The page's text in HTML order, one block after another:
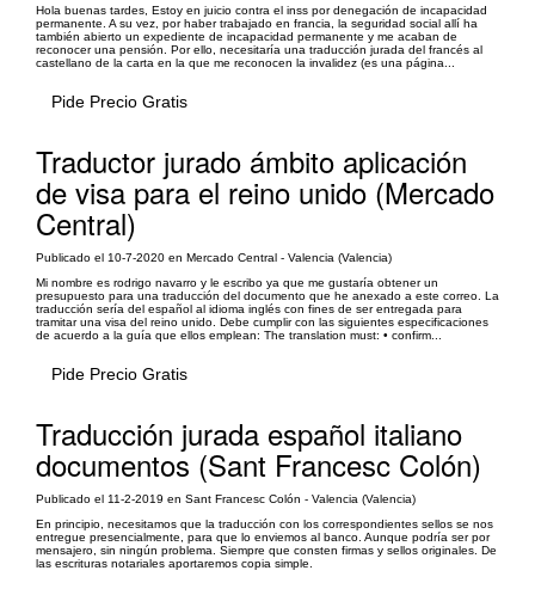
Hola buenas tardes, Estoy en juicio contra el inss por denegación de incapacidad
permanente. A su vez, por haber trabajado en francia, la seguridad social allí ha
también abierto un expediente de incapacidad permanente y me acaban de
reconocer una pensión. Por ello, necesitaría una traducción jurada del francés al
castellano de la carta en la que me reconocen la invalidez (es una página...
Pide Precio Gratis
Traductor jurado ámbito aplicación
de visa para el reino unido (Mercado
Central)
Publicado el 10-7-2020 en Mercado Central - Valencia (Valencia)
Mi nombre es rodrigo navarro y le escribo ya que me gustaría obtener un
presupuesto para una traducción del documento que he anexado a este correo. La
traducción sería del español al idioma inglés con fines de ser entregada para
tramitar una visa del reino unido. Debe cumplir con las siguientes especificaciones
de acuerdo a la guía que ellos emplean: The translation must: • confirm...
Pide Precio Gratis
Traducción jurada español italiano
documentos (Sant Francesc Colón)
Publicado el 11-2-2019 en Sant Francesc Colón - Valencia (Valencia)
En principio, necesitamos que la traducción con los correspondientes sellos se nos
entregue presencialmente, para que lo enviemos al banco. Aunque podría ser por
mensajero, sin ningún problema. Siempre que consten firmas y sellos originales. De
las escrituras notariales aportaremos copia simple.